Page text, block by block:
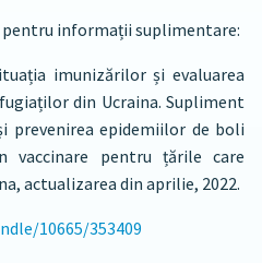
informații suplimentare:
imunizărilor și evaluarea
din Ucraina. Supliment
prevenirea epidemiilor de boli
pentru țările care
actualizarea din aprilie, 2022.
10665/353409